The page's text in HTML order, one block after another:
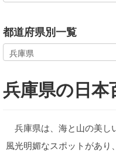
都道府県別一覧
兵庫県の日本
兵庫県は、海と山の美し
風光明媚なスポットがあり